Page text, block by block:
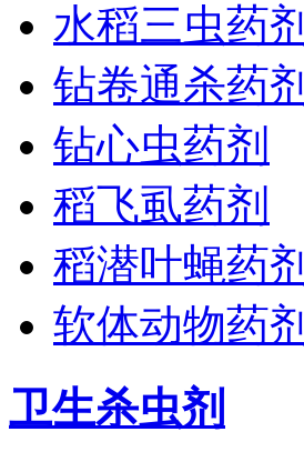
水稻三虫药剂
钻卷通杀药剂
钻心虫药剂
稻飞虱药剂
稻潜叶蝇药剂
软体动物药剂
卫生杀虫剂